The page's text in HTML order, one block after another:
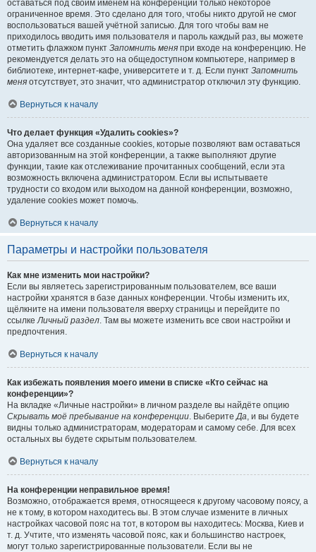
оставаться под своим именем на конференции только некоторое
ограниченное время. Это сделано для того, чтобы никто другой не смог
воспользоваться вашей учётной записью. Для того чтобы вам не
приходилось вводить имя пользователя и пароль каждый раз, вы можете
отметить флажком пункт Запомнить меня при входе на конференцию. Не
рекомендуется делать это на общедоступном компьютере, например в
библиотеке, интернет-кафе, университете и т. д. Если пункт Запомнить
меня отсутствует, это значит, что администратор отключил эту функцию.
Вернуться к началу
Что делает функция «Удалить cookies»?
Она удаляет все созданные cookies, которые позволяют вам оставаться
авторизованным на этой конференции, а также выполняют другие
функции, такие как отслеживание прочитанных сообщений, если эта
возможность включена администратором. Если вы испытываете
трудности со входом или выходом на данной конференции, возможно,
удаление cookies может помочь.
Вернуться к началу
Параметры и настройки пользователя
Как мне изменить мои настройки?
Если вы являетесь зарегистрированным пользователем, все ваши
настройки хранятся в базе данных конференции. Чтобы изменить их,
щёлкните на имени пользователя вверху страницы и перейдите по
ссылкеЛичный раздел. Там вы можете изменить все свои настройки и
предпочтения.
Вернуться к началу
Как избежать появления моего имени в списке «Кто сейчас на
конференции»?
На вкладке «Личные настройки» в личном разделе вы найдёте опцию
Скрывать моё пребывание на конференции. ВыберитеДа, и вы будете
видны только администраторам, модераторам и самому себе. Для всех
остальных вы будете скрытым пользователем.
Вернуться к началу
На конференции неправильное время!
Возможно, отображается время, относящееся к другому часовому поясу, а
не к тому, в котором находитесь вы. В этом случае измените в личных
настройках часовой пояс на тот, в котором вы находитесь: Москва, Киев и
т. д. Учтите, что изменять часовой пояс, как и большинство настроек,
могут только зарегистрированные пользователи. Если вы не